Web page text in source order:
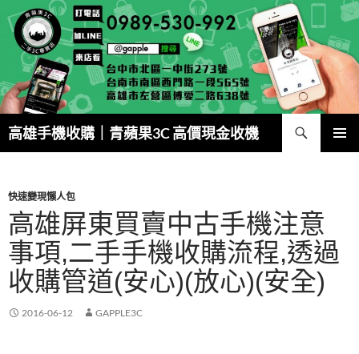
至
內
容
高雄手機收購｜青蘋果3C 高價現金收機
搜
尋
快速變現懶人包
高雄屏東買賣中古手機注意
事項,二手手機收購流程,透過
收購管道(安心)(放心)(安全)
2016-06-12 GAPPLE3C